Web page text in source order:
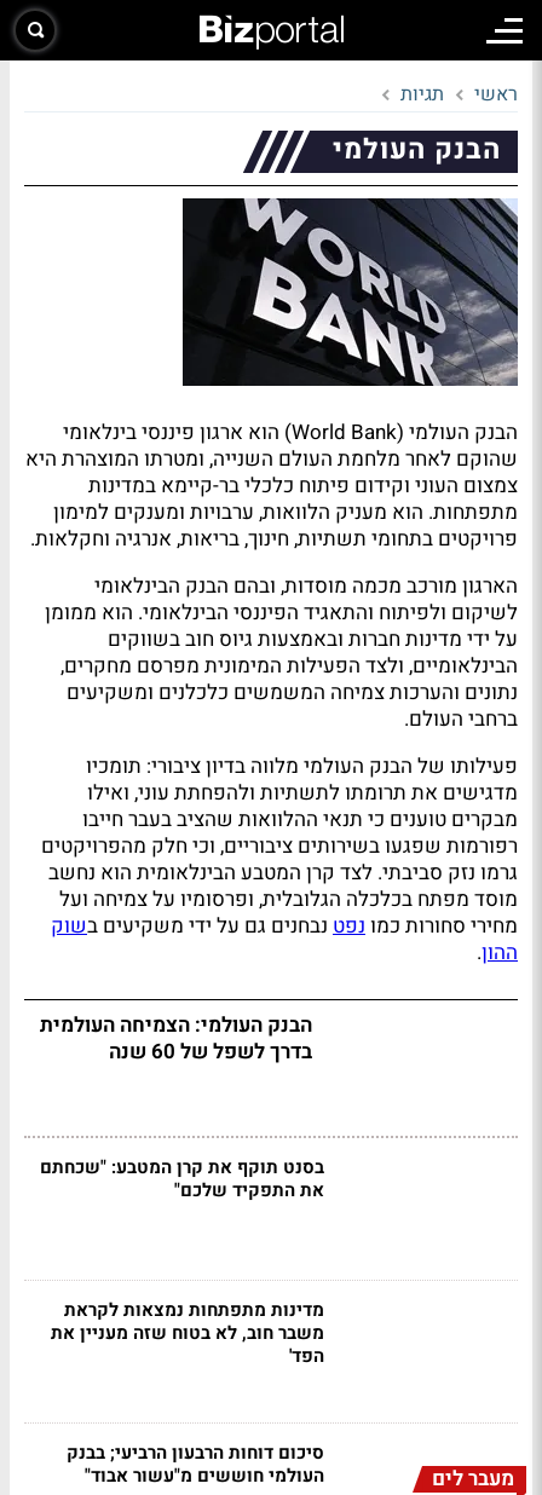
ראשי תגיות
הבנק העולמי
הבנק העולמי (World Bank) הוא ארגון פיננסי בינלאומי
שהוקם לאחר מלחמת העולם השנייה, ומטרתו המוצהרת היא
צמצום העוני וקידום פיתוח כלכלי בר-קיימא במדינות
מתפתחות. הוא מעניק הלוואות, ערבויות ומענקים למימון
פרויקטים בתחומי תשתיות, חינוך, בריאות, אנרגיה וחקלאות.
הארגון מורכב מכמה מוסדות, ובהם הבנק הבינלאומי
לשיקום ולפיתוח והתאגיד הפיננסי הבינלאומי. הוא ממומן
על ידי מדינות חברות ובאמצעות גיוס חוב בשווקים
הבינלאומיים, ולצד הפעילות המימונית מפרסם מחקרים,
נתונים והערכות צמיחה המשמשים כלכלנים ומשקיעים
ברחבי העולם.
פעילותו של הבנק העולמי מלווה בדיון ציבורי: תומכיו
מדגישים את תרומתו לתשתיות ולהפחתת עוני, ואילו
מבקרים טוענים כי תנאי ההלוואות שהציב בעבר חייבו
רפורמות שפגעו בשירותים ציבוריים, וכי חלק מהפרויקטים
גרמו נזק סביבתי. לצד קרן המטבע הבינלאומית הוא נחשב
מוסד מפתח בכלכלה הגלובלית, ופרסומיו על צמיחה ועל
מחירי סחורות כמונפט נבחנים גם על ידי משקיעים בשוק
ההון.
הבנק העולמי: הצמיחה העולמית
בדרך לשפל של 60 שנה
בסנט תוקף את קרן המטבע: "שכחתם
את התפקיד שלכם"
מדינות מתפתחות נמצאות לקראת
משבר חוב, לא בטוח שזה מעניין את
הפד'
מעבר לים
סיכום דוחות הרבעון הרביעי; בבנק
העולמי חוששים מ"עשור אבוד"